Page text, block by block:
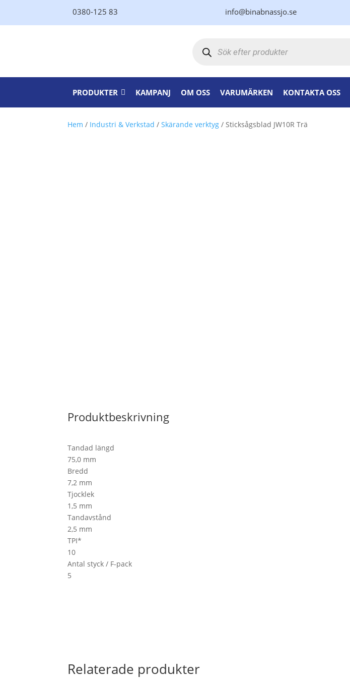
0380-125 83 info@binabnassjo.se
PRODUKTER KAMPANJ OM OSS VARUMÄRKEN KONTAKTA OSS
Hem / Industri & Verkstad /Skärande verktyg / Sticksågsblad JW10R Trä
Produktbeskrivning
Tandad längd
75,0 mm
Bredd
7,2 mm
Tjocklek
1,5 mm
Tandavstånd
2,5 mm
TPI*
10
Antal styck / F-pack
5
Relaterade produkter